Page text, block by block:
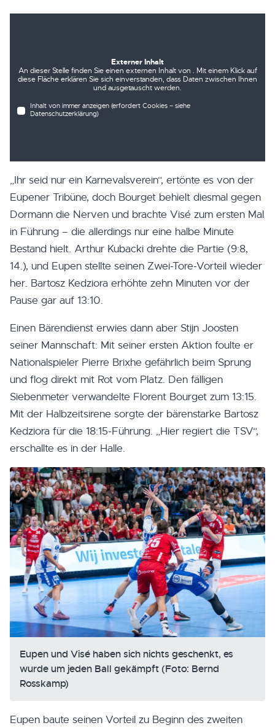
Externer Inhalt
An dieser Stelle finden Sie einen externen Inhalt von . Mit einem Klick auf
diese Fläche erklären Sie sich einverstanden, dass Daten zwischen Ihnen
und ausgetauscht werden.
Inhalt von immer anzeigen (erfordert Cookies – siehe
Datenschutzerklärung)
„Ihr seid nur ein Karnevalsverein“, ertönte es von der
Eupener Tribüne, doch Bourget behielt diesmal gegen
Dormann die Nerven und brachte Visé zum ersten Mal
in Führung – die allerdings nur eine halbe Minute
Bestand hielt. Arthur Kubacki drehte die Partie (9:8,
14.), und Eupen stellte seinen Zwei-Tore-Vorteil wieder
her. Bartosz Kedziora erhöhte zehn Minuten vor der
Pause gar auf 13:10.
Einen Bärendienst erwies dann aber Stijn Joosten
seiner Mannschaft: Mit seiner ersten Aktion foulte er
Nationalspieler Pierre Brixhe gefährlich beim Sprung
und flog direkt mit Rot vom Platz. Den fälligen
Siebenmeter verwandelte Florent Bourget zum 13:15.
Mit der Halbzeitsirene sorgte der bärenstarke Bartosz
Kedziora für die 18:15-Führung. „Hier regiert die TSV“,
erschallte es in der Halle.
Eupen und Visé haben sich nichts geschenkt, es
wurde um jeden Ball gekämpft (Foto: Bernd
Rosskamp)
Eupen baute seinen Vorteil zu Beginn des zweiten